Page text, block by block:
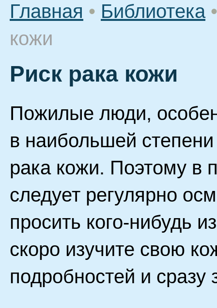
Главная • Библиотека •
кожи
Риск рака кожи
Пожилые люди,
в наибольшей
рака кожи. Поэтому в
следует регулярно
просить кого-нибудь
скоро изучите свою
подробностей и